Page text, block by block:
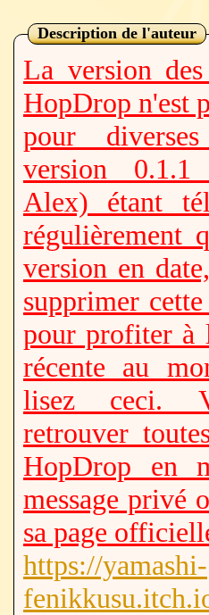
Description de l'auteur
La version
HopDrop n'est
pour
version
Alex) étant
régulièrement
version en
supprimer
pour profiter à
récente au
lisez ceci.
retrouver
HopDrop en
message privé
sa page
https://yamashi-